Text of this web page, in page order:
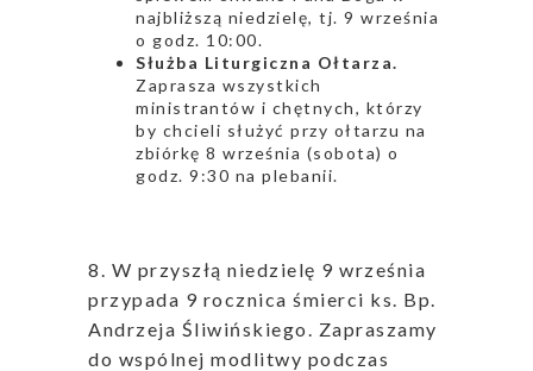
najbliższą niedzielę, tj. 9 września
o godz. 10:00.
Służba Liturgiczna Ołtarza.
Zaprasza wszystkich
ministrantów i chętnych, którzy
by chcieli służyć przy ołtarzu na
zbiórkę 8 września (sobota) o
godz. 9:30 na plebanii.
8. W przyszłą niedzielę 9 września
przypada 9 rocznica śmierci ks. Bp.
Andrzeja Śliwińskiego. Zapraszamy
do wspólnej modlitwy podczas